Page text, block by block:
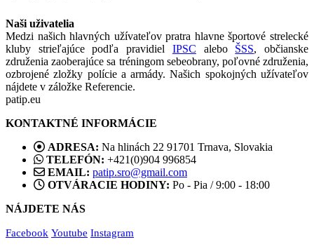
Naši uživatelia
Medzi našich hlavných užívateľov pratra hlavne športové strelecké
kluby strieľajúce podľa pravidiel IPSC alebo ŠSS, občianske
združenia zaoberajúce sa tréningom sebeobrany, poľovné združenia,
ozbrojené zložky polície a armády. Našich spokojných užívateľov
nájdete v záložke Referencie.
patip.eu
KONTAKTNÉ INFORMÁCIE
ADRESA: Na hlinách 22 91701 Trnava, Slovakia
TELEFÓN: +421(0)904 996854
EMAIL: patip.sro@gmail.com
OTVÁRACIE HODINY: Po - Pia / 9:00 - 18:00
NÁJDETE NÁS
Facebook Youtube Instagram